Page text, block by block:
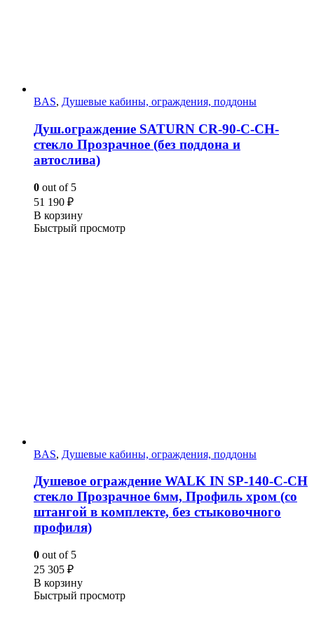
BAS, Душевые кабины, ограждения, поддоны
Душ.ограждение SATURN CR-90-C-CH-
стекло Прозрачное (без поддона и
автослива)
0 out of 5
51 190 ₽
В корзину
Быстрый просмотр
BAS, Душевые кабины, ограждения, поддоны
Душевое ограждение WALK IN SP-140-C-CH
стекло Прозрачное 6мм, Профиль хром (со
штангой в комплекте, без стыковочного
профиля)
0 out of 5
25 305 ₽
В корзину
Быстрый просмотр